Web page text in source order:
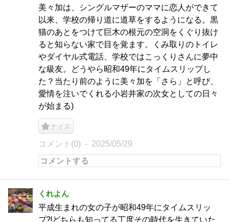
美々加は、シングルマザーのママに恋人ができて
以来、学校の帰り道に道草をするようになる。黒
猫のあとをつけて巨木の根元の空洞をくぐり抜け
ると知らない家で目を覚ます。くみ取りのトイレ
やダイヤル式電話、学校ではこっくりさんに夢中
な級友。どうやら昭和49年にタイムスリップし
た？当たり前のように美々加を「さら」と呼び、
愛情を注いでくれる小岩井家の次女としての日々
が始まる)
ナイス
コメント(0) 2025/05/29
くれよん
平成生まれの女の子が昭和49年にタイムスリッ
プ⁈どちらも知ってる丁度その時代を生きていた